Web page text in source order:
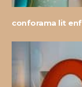
conforama lit